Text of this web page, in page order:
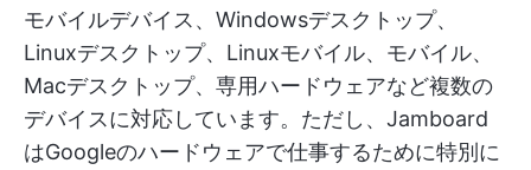
モバイルデバイス、Windowsデスクトップ、
Linuxデスクトップ、Linuxモバイル、モバイル、
Macデスクトップ、専用ハードウェアなど複数の
デバイスに対応しています。ただし、Jamboard
はGoogleのハードウェアで仕事するために特別に